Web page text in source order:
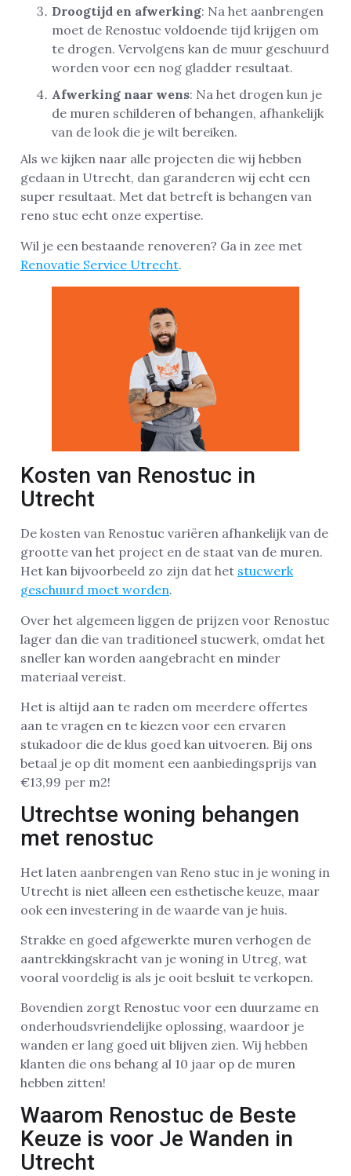
Droogtijd en afwerking: Na het aanbrengen
moet de Renostuc voldoende tijd krijgen om
te drogen. Vervolgens kan de muur geschuurd
worden voor een nog gladder resultaat.
Afwerking naar wens: Na het drogen kun je
de muren schilderen of behangen, afhankelijk
van de look die je wilt bereiken.
Als we kijken naar alle projecten die wij hebben
gedaan in Utrecht, dan garanderen wij echt een
super resultaat. Met dat betreft is behangen van
reno stuc echt onze expertise.
Wil je een bestaande renoveren? Ga in zee met
Renovatie Service Utrecht.
Kosten van Renostuc in
Utrecht
De kosten van Renostuc variëren afhankelijk van de
grootte van het project en de staat van de muren.
Het kan bijvoorbeeld zo zijn dat het stucwerk
geschuurd moet worden.
Over het algemeen liggen de prijzen voor Renostuc
lager dan die van traditioneel stucwerk, omdat het
sneller kan worden aangebracht en minder
materiaal vereist.
Het is altijd aan te raden om meerdere offertes
aan te vragen en te kiezen voor een ervaren
stukadoor die de klus goed kan uitvoeren. Bij ons
betaal je op dit moment een aanbiedingsprijs van
€13,99 per m2!
Utrechtse woning behangen
met renostuc
Het laten aanbrengen van Reno stuc in je woning in
Utrecht is niet alleen een esthetische keuze, maar
ook een investering in de waarde van je huis.
Strakke en goed afgewerkte muren verhogen de
aantrekkingskracht van je woning in Utreg, wat
vooral voordelig is als je ooit besluit te verkopen.
Bovendien zorgt Renostuc voor een duurzame en
onderhoudsvriendelijke oplossing, waardoor je
wanden er lang goed uit blijven zien. Wij hebben
klanten die ons behang al 10 jaar op de muren
hebben zitten!
Waarom Renostuc de Beste
Keuze is voor Je Wanden in
Utrecht